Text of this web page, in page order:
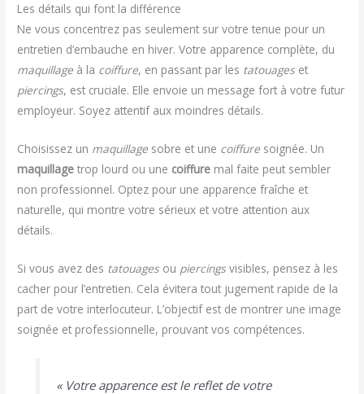
Les détails qui font la différence
Ne vous concentrez pas seulement sur votre tenue pour un
entretien d’embauche en hiver. Votre apparence complète, du
maquillage à la coiffure, en passant par les tatouageset
piercings, est cruciale. Elle envoie un message fort à votre futur
employeur. Soyez attentif aux moindres détails.
Choisissez un maquillage sobre et une coiffure soignée. Un
maquillage trop lourd ou une coiffure mal faite peut sembler
non professionnel. Optez pour une apparence fraîche et
naturelle, qui montre votre sérieux et votre attention aux
détails.
Si vous avez des tatouagesou piercingsvisibles, pensez à les
cacher pour l’entretien. Cela évitera tout jugement rapide de la
part de votre interlocuteur. L’objectif est de montrer une image
soignée et professionnelle, prouvant vos compétences.
« Votre apparence est le reflet de votre